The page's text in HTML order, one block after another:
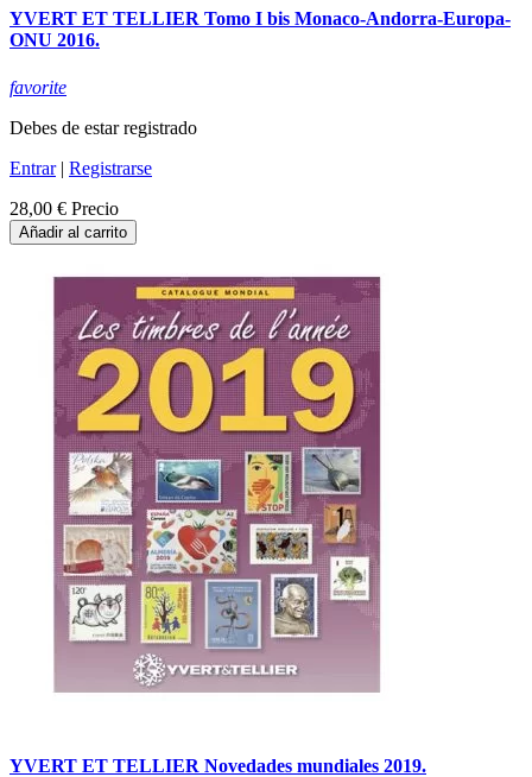
YVERT ET TELLIER Tomo I bis Monaco-Andorra-Europa-
ONU 2016.
favorite
Debes de estar registrado
Entrar| Registrarse
28,00 € Precio
Añadir al carrito
YVERT ET TELLIER Novedades mundiales 2019.